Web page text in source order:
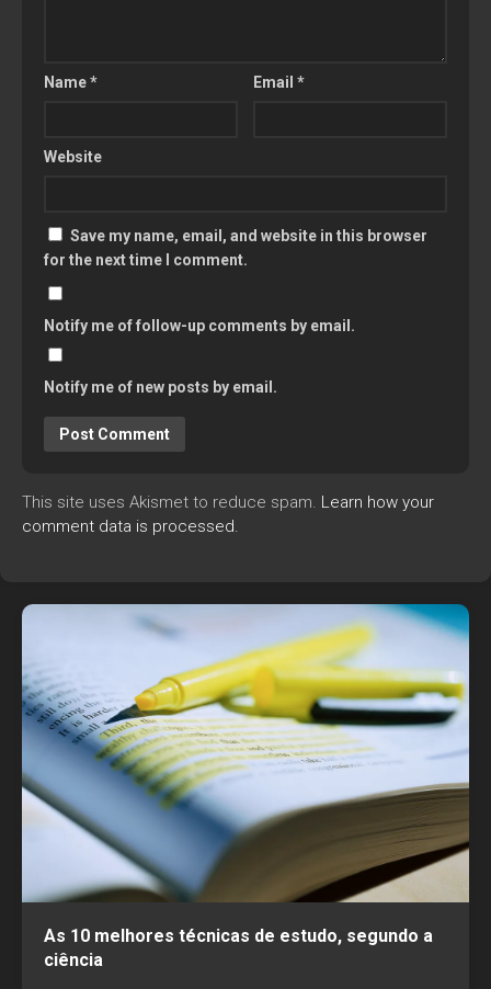
Name* Email*
Website
Save my name, email, and website in this browser
for the next time I comment.
Notify me of follow-up comments by email.
Notify me of new posts by email.
This site uses Akismet to reduce spam. Learn how your
comment data is processed.
As 10 melhores técnicas de estudo, segundo a
ciência